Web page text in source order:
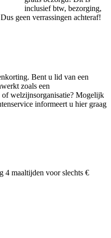
inclusief btw, bezorging,
geen verrassingen achteraf!
Bent u lid van een
zoals een
of welzijnsorganisatie? Mogelijk
informeert u hier graag
4 maaltijden voor slechts €